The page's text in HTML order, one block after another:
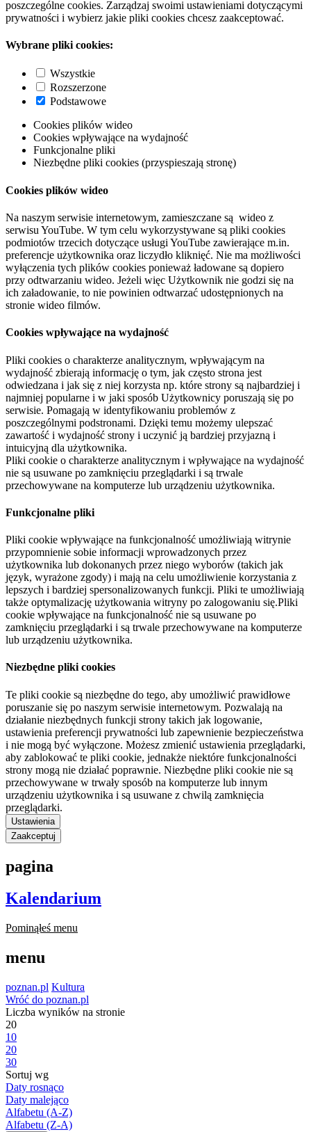
poszczególne cookies. Zarządzaj swoimi ustawieniami dotyczącymi
prywatności i wybierz jakie pliki cookies chcesz zaakceptować.
Wybrane pliki cookies:
Wszystkie
Rozszerzone
Podstawowe
Cookies plików wideo
Cookies wpływające na wydajność
Funkcjonalne pliki
Niezbędne pliki cookies (przyspieszają stronę)
Cookies plików wideo
Na naszym serwisie internetowym, zamieszczane są wideo z
serwisu YouTube. W tym celu wykorzystywane są pliki cookies
podmiotów trzecich dotyczące usługi YouTube zawierające m.in.
preferencje użytkownika oraz liczydło kliknięć. Nie ma możliwości
wyłączenia tych plików cookies ponieważ ładowane są dopiero
przy odtwarzaniu wideo. Jeżeli więc Użytkownik nie godzi się na
ich załadowanie, to nie powinien odtwarzać udostępnionych na
stronie wideo filmów.
Cookies wpływające na wydajność
Pliki cookies o charakterze analitycznym, wpływającym na
wydajność zbierają informację o tym, jak często strona jest
odwiedzana i jak się z niej korzysta np. które strony są najbardziej i
najmniej popularne i w jaki sposób Użytkownicy poruszają się po
serwisie. Pomagają w identyfikowaniu problemów z
poszczególnymi podstronami. Dzięki temu możemy ulepszać
zawartość i wydajność strony i uczynić ją bardziej przyjazną i
intuicyjną dla użytkownika.
Pliki cookie o charakterze analitycznym i wpływające na wydajność
nie są usuwane po zamknięciu przeglądarki i są trwale
przechowywane na komputerze lub urządzeniu użytkownika.
Funkcjonalne pliki
Pliki cookie wpływające na funkcjonalność umożliwiają witrynie
przypomnienie sobie informacji wprowadzonych przez
użytkownika lub dokonanych przez niego wyborów (takich jak
język, wyrażone zgody) i mają na celu umożliwienie korzystania z
lepszych i bardziej spersonalizowanych funkcji. Pliki te umożliwiają
także optymalizację użytkowania witryny po zalogowaniu się.Pliki
cookie wpływające na funkcjonalność nie są usuwane po
zamknięciu przeglądarki i są trwale przechowywane na komputerze
lub urządzeniu użytkownika.
Niezbędne pliki cookies
Te pliki cookie są niezbędne do tego, aby umożliwić prawidłowe
poruszanie się po naszym serwisie internetowym. Pozwalają na
działanie niezbędnych funkcji strony takich jak logowanie,
ustawienia preferencji prywatności lub zapewnienie bezpieczeństwa
i nie mogą być wyłączone. Możesz zmienić ustawienia przeglądarki,
aby zablokować te pliki cookie, jednakże niektóre funkcjonalności
strony mogą nie działać poprawnie. Niezbędne pliki cookie nie są
przechowywane w trwały sposób na komputerze lub innym
urządzeniu użytkownika i są usuwane z chwilą zamknięcia
przeglądarki.
Ustawienia
Zaakceptuj
pagina
Kalendarium
Pominąłeś menu
menu
poznan.pl Kultura
Wróć do poznan.pl
Liczba wyników na stronie
20
10
20
30
Sortuj wg
Daty rosnąco
Daty malejąco
Alfabetu (A-Z)
Alfabetu (Z-A)